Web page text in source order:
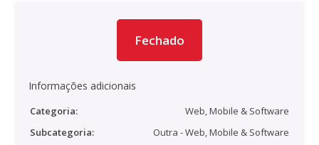
Fechado
Informações adicionais
Categoria:
Web, Mobile & Software
Subcategoria:
Outra - Web, Mobile & Software